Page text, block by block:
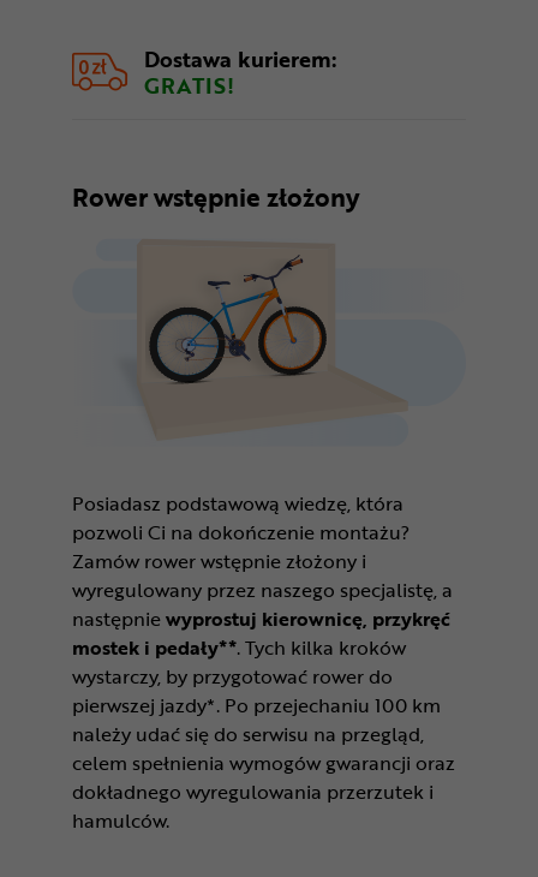
Dostawa kurierem:
GRATIS!
Rower wstępnie złożony
Posiadasz podstawową wiedzę, która
pozwoli Ci na dokończenie montażu?
Zamów rower wstępnie złożony i
wyregulowany przez naszego specjalistę, a
następniewyprostuj kierownicę, przykręć
mostek i pedały**. Tych kilka kroków
wystarczy, by przygotować rower do
pierwszej jazdy*. Po przejechaniu 100 km
należy udać się do serwisu na przegląd,
celem spełnienia wymogów gwarancji oraz
dokładnego wyregulowania przerzutek i
hamulców.